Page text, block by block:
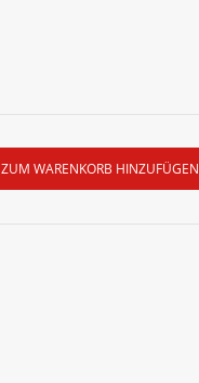
ZUM WARENKORB HINZUFÜGEN